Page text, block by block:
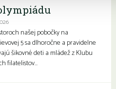
našej pobočky na
5 sa dlhoročne a pravidelne
šikovné deti a mládež z Klubu
filatelistov…